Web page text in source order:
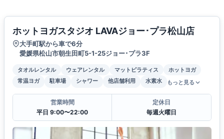
ホットヨガスタジオ LAVAジョー･プラ松山店
大手町駅から車で6分
愛媛県松山市朝生田町5-1-25ジョー･プラ3F
タオルレンタル ウェアレンタル マットピラティス
ホットヨガ
常温ヨガ
駐車場 シャワー 他店舗利用 水素水 もっと見る
営業時間
平日 9:00〜22:00
定休日
毎週火曜日